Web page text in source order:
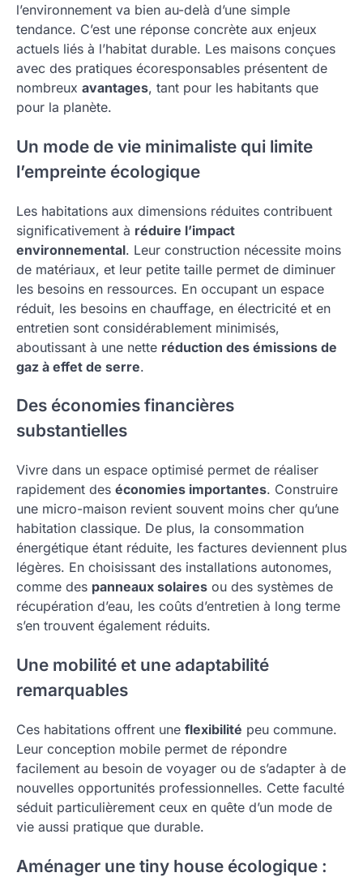
l’environnement va bien au-delà d’une simple
tendance. C’est une réponse concrète aux enjeux
actuels liés à l’habitat durable. Les maisons conçues
avec des pratiques écoresponsables présentent de
nombreux avantages, tant pour les habitants que
pour la planète.
Un mode de vie minimaliste qui limite
l’empreinte écologique
Les habitations aux dimensions réduites contribuent
significativement à réduire l’impact
environnemental. Leur construction nécessite moins
de matériaux, et leur petite taille permet de diminuer
les besoins en ressources. En occupant un espace
réduit, les besoins en chauffage, en électricité et en
entretien sont considérablement minimisés,
aboutissant à une nette réduction des émissions de
gaz à effet de serre.
Des économies financières
substantielles
Vivre dans un espace optimisé permet de réaliser
rapidement des économies importantes. Construire
une micro-maison revient souvent moins cher qu’une
habitation classique. De plus, la consommation
énergétique étant réduite, les factures deviennent plus
légères. En choisissant des installations autonomes,
comme des panneaux solaires ou des systèmes de
récupération d’eau, les coûts d’entretien à long terme
s’en trouvent également réduits.
Une mobilité et une adaptabilité
remarquables
Ces habitations offrent une flexibilité peu commune.
Leur conception mobile permet de répondre
facilement au besoin de voyager ou de s’adapter à de
nouvelles opportunités professionnelles. Cette faculté
séduit particulièrement ceux en quête d’un mode de
vie aussi pratique que durable.
Aménager une tiny house écologique :